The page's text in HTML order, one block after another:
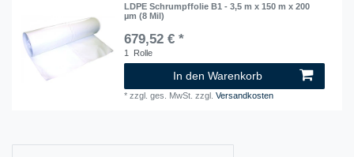
LDPE Schrumpffolie B1 - 3,5 m x 150 m x 200
µm (8 Mil)
679,52 € *
1 Rolle
In den Warenkorb
*zzgl. ges. MwSt. zzgl.Versandkosten